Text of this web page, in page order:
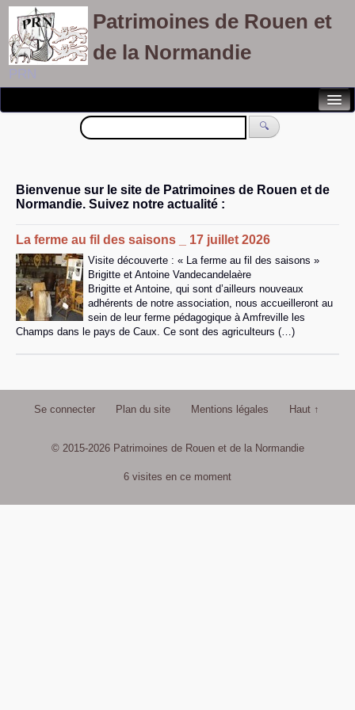
Patrimoines de Rouen et
de la Normandie
PRN
Notre association
Visites découvertes
Rallyes pédestres
Adhérents
🔍
Bienvenue sur le site de Patrimoines de Rouen et de
Normandie. Suivez notre actualité :
La ferme au fil des saisons _ 17 juillet 2026
Visite découverte : « La ferme au fil des saisons »
Brigitte et Antoine Vandecandelaère
Brigitte et Antoine, qui sont d’ailleurs nouveaux
adhérents de notre association, nous accueilleront au
sein de leur ferme pédagogique à Amfreville les
Champs dans le pays de Caux. Ce sont des agriculteurs (…)
Se connecter Plan du site Mentions légales Haut ↑
© 2015-2026 Patrimoines de Rouen et de la Normandie
6 visites en ce moment